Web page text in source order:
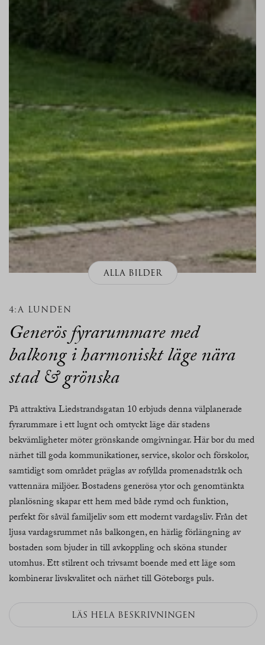
ALLA BILDER
4:A LUNDEN
Generös fyrarummare med
balkong i harmoniskt läge nära
stad & grönska
På attraktiva Liedstrandsgatan 10 erbjuds denna välplanerade
fyrarummare i ett lugnt och omtyckt läge där stadens
bekvämligheter möter grönskande omgivningar. Här bor du med
närhet till goda kommunikationer, service, skolor och förskolor,
samtidigt som området präglas av rofyllda promenadstråk och
vattennära miljöer. Bostadens generösa ytor och genomtänkta
planlösning skapar ett hem med både rymd och funktion,
perfekt för såväl familjeliv som ett modernt vardagsliv. Från det
ljusa vardagsrummet nås balkongen, en härlig förlängning av
bostaden som bjuder in till avkoppling och sköna stunder
utomhus. Ett stilrent och trivsamt boende med ett läge som
kombinerar livskvalitet och närhet till Göteborgs puls.
LÄS HELA BESKRIVNINGEN